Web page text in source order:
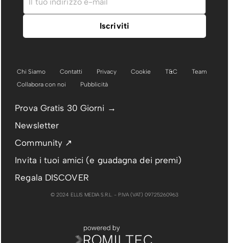
Chi Siamo Contatti Privacy Cookie T&C
Team
Collabora con noi
Pubblicità
Prova Gratis 30 Giorni →
Newsletter
Community ↗
Invita i tuoi amici (e guadagna dei premi)
Regala DISCOVER
© 2024 ELLIS MEDIA S.R.L. - P.IVA (VAT) 09725260963